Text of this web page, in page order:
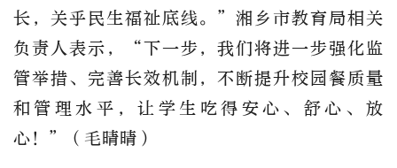
长，关乎民生福祉底线。”湘乡市教育局相关
负责人表示，
“下一步，我们将进一步强化监
管举措、完善长效机制，不断提升校园餐质量
和管理水平，让学生吃得安心、舒心、放
心！ ”（ 毛晴晴）